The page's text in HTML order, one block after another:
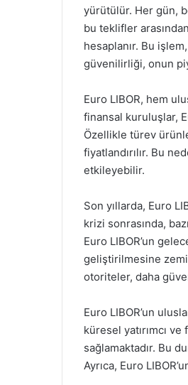
yürütülür. Her gün,
bu teklifler
hesaplanır. Bu
güvenilirliği, onun
Euro LIBOR, hem
finansal kuruluşlar,
Özellikle türev
fiyatlandırılır. Bu
etkileyebilir.
Son yıllarda, Euro
krizi sonrasında,
Euro LIBOR’un
geliştirilmesine
otoriteler, daha
Euro LIBOR’un
küresel yatırımcı
sağlamaktadır. Bu
Ayrıca, Euro